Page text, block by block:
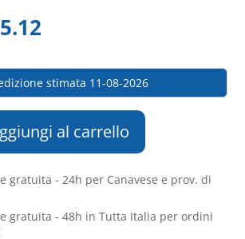
stimata 11-08-2026
al carrello
gratuita - 24h per Canavese e prov. di
gratuita - 48h in Tutta Italia per ordini